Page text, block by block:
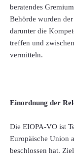
beratendes
Behörde wurden
darunter die
treffen und
vermitteln.
Einordnung der
Die EIOPA-VO ist
Europäische Union
beschlossen hat.